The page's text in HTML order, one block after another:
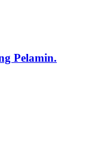
Pelamin.